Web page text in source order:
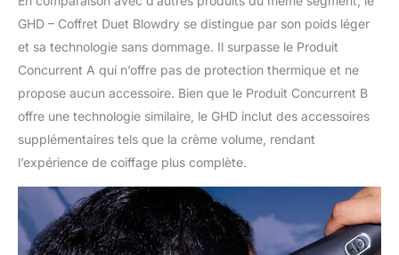
GHD – Coffret Duet Blowdry se distingue par son poids léger
et sa technologie sans dommage. Il surpasse le Produit
Concurrent A qui n’offre pas de protection thermique et ne
propose aucun accessoire. Bien que le Produit Concurrent B
offre une technologie similaire, le GHD inclut des accessoires
supplémentaires tels que la crème volume, rendant
l’expérience de coiffage plus complète.